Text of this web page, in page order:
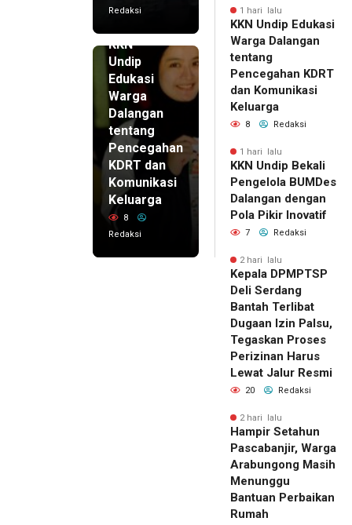
Redaksi
KKN
Undip
Edukasi
Warga
Dalangan
tentang
Pencegahan
KDRT dan
Komunikasi
Keluarga
8
Redaksi
1 hari lalu
KKN Undip Edukasi
Warga Dalangan
tentang
Pencegahan KDRT
dan Komunikasi
Keluarga
8 Redaksi
1 hari lalu
KKN Undip Bekali
Pengelola BUMDes
Dalangan dengan
Pola Pikir Inovatif
7 Redaksi
2 hari lalu
Kepala DPMPTSP
Deli Serdang
Bantah Terlibat
Dugaan Izin Palsu,
Tegaskan Proses
Perizinan Harus
Lewat Jalur Resmi
20 Redaksi
2 hari lalu
Hampir Setahun
Pascabanjir, Warga
Arabungong Masih
Menunggu
Bantuan Perbaikan
Rumah